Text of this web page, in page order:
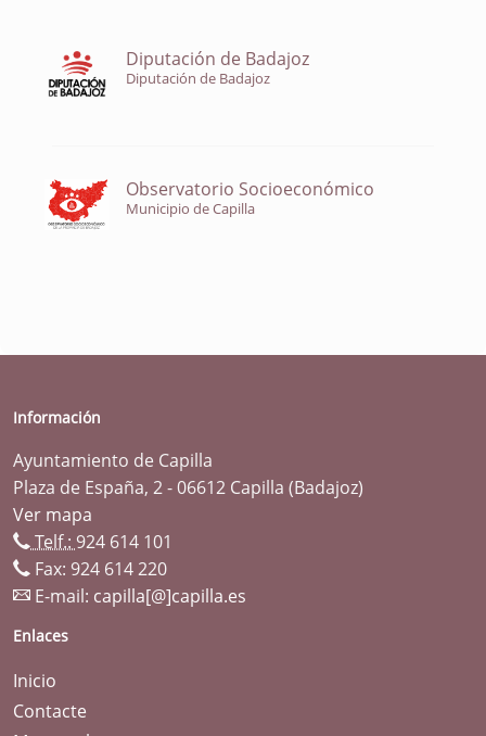
Diputación de Badajoz
Diputación de Badajoz
Observatorio Socioeconómico
Municipio de Capilla
Información
Ayuntamiento de Capilla
Plaza de España, 2 - 06612 Capilla (Badajoz)
Ver mapa
Telf.: 924 614 101
Fax: 924 614 220
E-mail: capilla[@]capilla.es
Enlaces
Inicio
Contacte